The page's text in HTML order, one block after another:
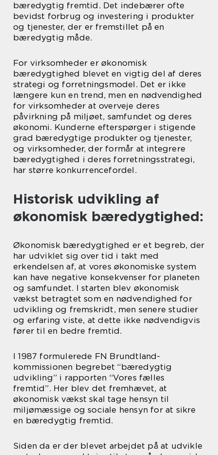
bæredygtig fremtid. Det indebærer ofte
bevidst forbrug og investering i produkter
og tjenester, der er fremstillet på en
bæredygtig måde.
For virksomheder er økonomisk
bæredygtighed blevet en vigtig del af deres
strategi og forretningsmodel. Det er ikke
længere kun en trend, men en nødvendighed
for virksomheder at overveje deres
påvirkning på miljøet, samfundet og deres
økonomi. Kunderne efterspørger i stigende
grad bæredygtige produkter og tjenester,
og virksomheder, der formår at integrere
bæredygtighed i deres forretningsstrategi,
har større konkurrencefordel.
Historisk udvikling af
økonomisk bæredygtighed:
Økonomisk bæredygtighed er et begreb, der
har udviklet sig over tid i takt med
erkendelsen af, at vores økonomiske system
kan have negative konsekvenser for planeten
og samfundet. I starten blev økonomisk
vækst betragtet som en nødvendighed for
udvikling og fremskridt, men senere studier
og erfaring viste, at dette ikke nødvendigvis
fører til en bedre fremtid.
I 1987 formulerede FN Brundtland-
kommissionen begrebet “bæredygtig
udvikling” i rapporten “Vores fælles
fremtid”. Her blev det fremhævet, at
økonomisk vækst skal tage hensyn til
miljømæssige og sociale hensyn for at sikre
en bæredygtig fremtid.
Siden da er der blevet arbejdet på at udvikle